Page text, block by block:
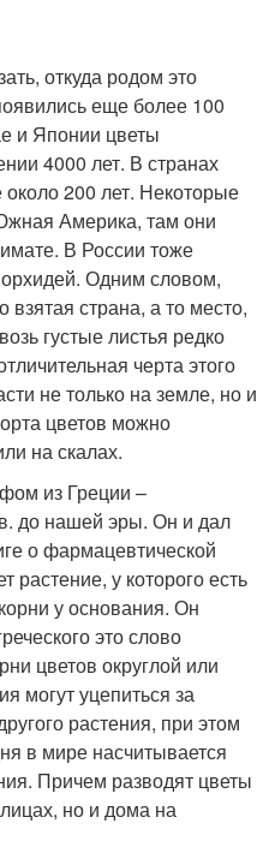
откуда родом это
еще более 100
и Японии цветы
4000 лет. В странах
200 лет. Некоторые
Америка, там они
В России тоже
Одним словом,
взятая страна, а то место,
густые листья редко
черта этого
не только на земле, но и
цветов можно
на скалах.
из Греции –
до нашей эры. Он и дал
о фармацевтической
у которого есть
у основания. Он
это слово
цветов округлой или
могут уцепиться за
растения, при этом
в мире насчитывается
Причем разводят цветы
но и дома на